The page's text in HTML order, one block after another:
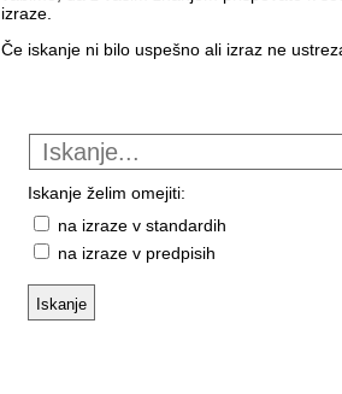
izraze.
Če iskanje ni bilo uspešno ali izraz ne
Iskanje želim omejiti:
na izraze v standardih
na izraze v predpisih